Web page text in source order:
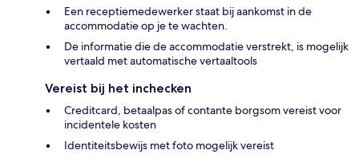
Een receptiemedewerker staat bij aankomst in de
accommodatie op je te wachten.
De informatie die de accommodatie verstrekt, is mogelijk
vertaald met automatische vertaaltools
Vereist bij het inchecken
Creditcard, betaalpas of contante borgsom vereist voor
incidentele kosten
Identiteitsbewijs met foto mogelijk vereist